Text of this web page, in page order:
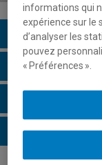
Description du
Horaire - Été 2026
Horaire -
Horaire - Hiver
informations qui
expérience sur le
d’analyser les
pouvez
« Préférences ».